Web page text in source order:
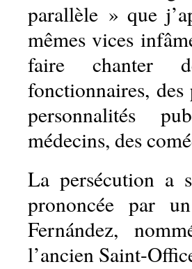
parallèle » que
mêmes vices
faire chanter
fonctionnaires,
personnalités
médecins, des
La persécution a
prononcée par
Fernández,
l’ancien Saint-